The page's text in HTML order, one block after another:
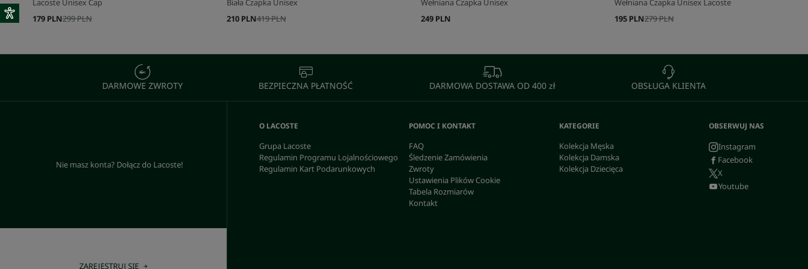
Lacoste Unisex Cap
299 PLN
179 PLN
Biała Czapka Unisex
419 PLN
210 PLN
Wełniana Czapka Unisex
249 PLN
Wełniana Czapka Unisex Lacoste
279 PLN
195 PLN
DARMOWE ZWROTY BEZPIECZNA PŁATNOŚĆ DARMOWA DOSTAWA OD 400 zł OBSŁUGA KLIENTA
Nie masz konta? Dołącz do Lacoste!
ZAREJESTRUJ SIĘ
O LACOSTE
Grupa Lacoste
Regulamin Programu Lojalnościowego
Regulamin Kart Podarunkowych
POMOC I KONTAKT
FAQ
Śledzenie Zamówienia
Zwroty
Ustawienia Plików Cookie
Tabela Rozmiarów
Kontakt
KATEGORIE
Kolekcja Męska
Kolekcja Damska
Kolekcja Dziecięca
OBSERWUJ NAS
Instagram
Facebook
X
Youtube